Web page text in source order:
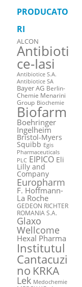
PRODUCATO
RI
ALCON
Antibioti
ce-Iasi
Antibiotice S.A.
Antibiotice SA
Bayer AG Berlin-
Chemie Menarini
Group Biochemie
Biofarm
Boehringer
Ingelheim
Bristol-Myers
Squibb Egis
Pharmaceuticals
PLC EIPICO Eli
Lilly and
Company
Europharm
F. Hoffmann-
La Roche
GEDEON RICHTER
ROMANIA S.A.
Glaxo
Wellcome
Hexal Pharma
Institutul
Cantacuzi
no KRKA
Lek Medochemie